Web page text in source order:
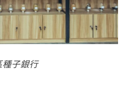
種子銀行